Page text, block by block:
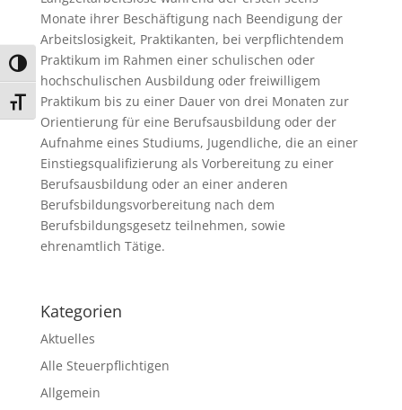
Umschalten auf hohe Kontraste
Schrift vergrößern
Monate ihrer Beschäftigung nach Beendigung der
Arbeitslosigkeit, Praktikanten, bei verpflichtendem
Praktikum im Rahmen einer schulischen oder
hochschulischen Ausbildung oder freiwilligem
Praktikum bis zu einer Dauer von drei Monaten zur
Orientierung für eine Berufsausbildung oder der
Aufnahme eines Studiums, Jugendliche, die an einer
Einstiegsqualifizierung als Vorbereitung zu einer
Berufsausbildung oder an einer anderen
Berufsbildungsvorbereitung nach dem
Berufsbildungsgesetz teilnehmen, sowie
ehrenamtlich Tätige.
Kategorien
Aktuelles
Alle Steuerpflichtigen
Allgemein